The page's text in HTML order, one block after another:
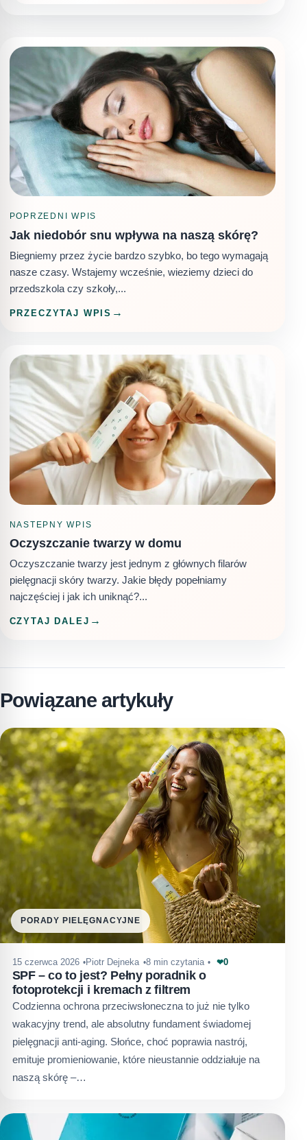
POPRZEDNI WPIS
Jak niedobór snu wpływa na naszą skórę?
Biegniemy przez życie bardzo szybko, bo tego wymagają
nasze czasy. Wstajemy wcześnie, wieziemy dzieci do
przedszkola czy szkoły,...
PRZECZYTAJ WPIS
NASTEPNY WPIS
Oczyszczanie twarzy w domu
Oczyszczanie twarzy jest jednym z głównych filarów
pielęgnacji skóry twarzy. Jakie błędy popełniamy
najczęściej i jak ich uniknąć?...
CZYTAJ DALEJ
Powiązane artykuły
PORADY PIELĘGNACYJNE
15 czerwca 2026 Piotr Dejneka 8 min czytania ❤0
SPF – co to jest? Pełny poradnik o
fotoprotekcji i kremach z filtrem
Codzienna ochrona przeciwsłoneczna to już nie tylko
wakacyjny trend, ale absolutny fundament świadomej
pielęgnacji anti-aging. Słońce, choć poprawia nastrój,
emituje promieniowanie, które nieustannie oddziałuje na
naszą skórę –…